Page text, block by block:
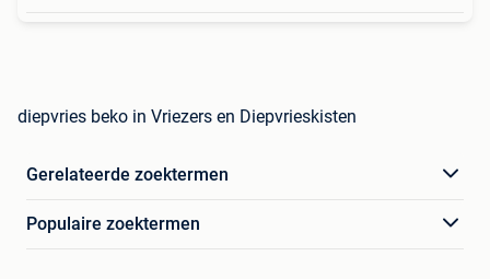
diepvries beko in Vriezers en Diepvrieskisten
Gerelateerde zoektermen
Populaire zoektermen